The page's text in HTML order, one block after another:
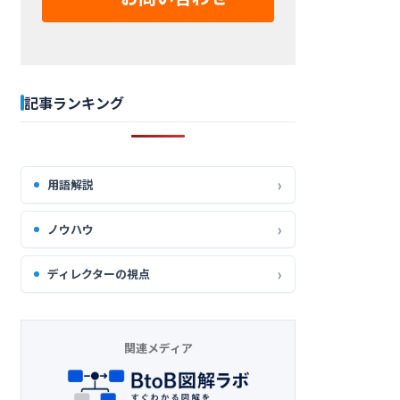
記事ランキング
用語解説
ノウハウ
ディレクターの視点
関連メディア